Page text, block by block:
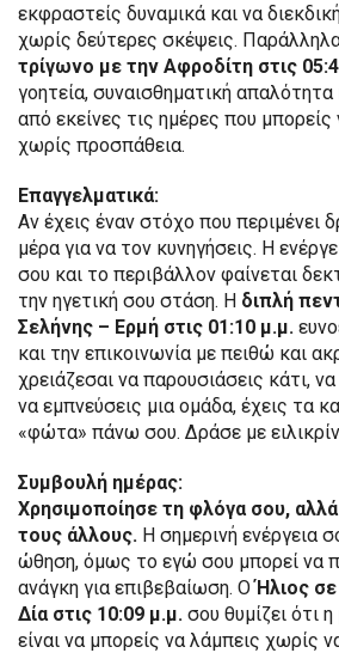
εκφραστείς δυναμικά και να
χωρίς δεύτερες σκέψεις.
τρίγωνο με την Αφροδίτη στις
γοητεία, συναισθηματική απαλότητα
από εκείνες τις ημέρες που
χωρίς προσπάθεια.
Επαγγελματικά:
Αν έχεις έναν στόχο που περιμένει
μέρα για να τον κυνηγήσεις. Η
σου και το περιβάλλον φαίνεται
την ηγετική σου στάση. Η διπλή
Σελήνης – Ερμή στις 01:10 μ.μ.
και την επικοινωνία με πειθώ και
χρειάζεσαι να παρουσιάσεις κάτι,
να εμπνεύσεις μια ομάδα, έχεις τα
«φώτα» πάνω σου. Δράσε με
Συμβουλή ημέρας:
Χρησιμοποίησε τη φλόγα σου,
τους άλλους. Η σημερινή ενέργεια
ώθηση, όμως το εγώ σου μπορεί να
ανάγκη για επιβεβαίωση. ΟΉλιος
Δία στις 10:09 μ.μ. σου θυμίζει ότι
είναι να μπορείς να λάμπεις χωρίς